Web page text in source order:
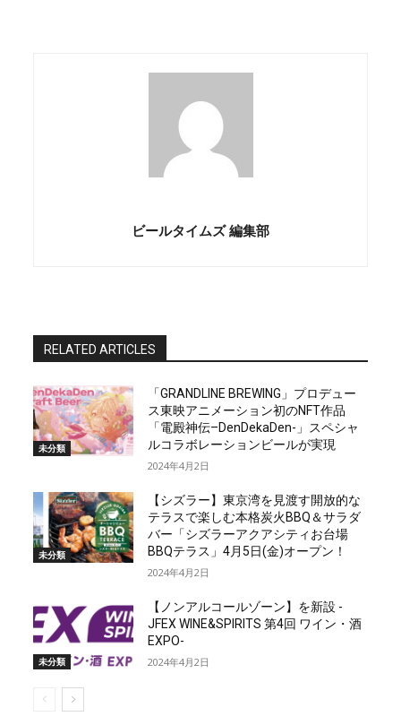
ビールタイムズ 編集部
RELATED ARTICLES
未分類
「GRANDLINE BREWING」プロデュー
ス東映アニメーション初のNFT作品
「電殿神伝–DenDekaDen-」スペシャ
ルコラボレーションビールが実現
2024年4月2日
未分類
【シズラー】東京湾を見渡す開放的な
テラスで楽しむ本格炭火BBQ＆サラダ
バー「シズラーアクアシティお台場
BBQテラス」4月5日(金)オープン！
2024年4月2日
未分類
【ノンアルコールゾーン】を新設 -
JFEX WINE&SPIRITS 第4回 ワイン・酒
EXPO-
2024年4月2日